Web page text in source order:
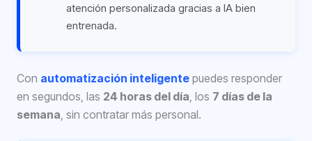
atención personalizada gracias a IA bien
entrenada.
Con automatización inteligente puedes responder
en segundos, las 24 horas del día , los 7 días de la
semana , sin contratar más personal.